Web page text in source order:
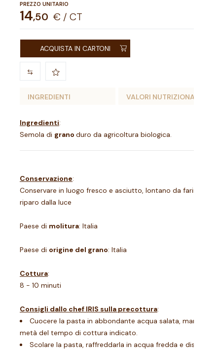
PREZZO UNITARIO
14,50 € / CT
ACQUISTA IN CARTONI
INGREDIENTI VALORI NUTRIZIONALI
Ingredienti:
Semola di grano duro da agricoltura biologica.
Conservazione:
Conservare in luogo fresco e asciutto, lontano da farine, riso
riparo dalla luce
Paese di molitura: Italia
Paese di origine del grano: Italia
Cottura:
8 - 10 minuti
Consigli dallo chef IRIS sulla precottura:
Cuocere la pasta in abbondante acqua salata,
metà del tempo di cottura indicato.
Scolare la pasta, raffreddarla in acqua fredda e